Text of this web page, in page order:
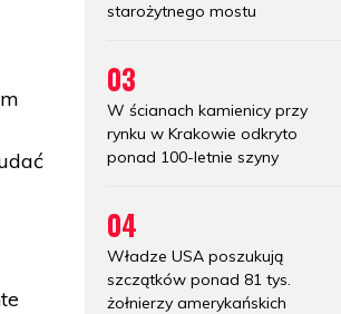
starożytnego mostu
03
W ścianach kamienicy przy
rynku w Krakowie odkryto
ponad 100-letnie szyny
04
Władze USA poszukują
szczątków ponad 81 tys.
żołnierzy amerykańskich